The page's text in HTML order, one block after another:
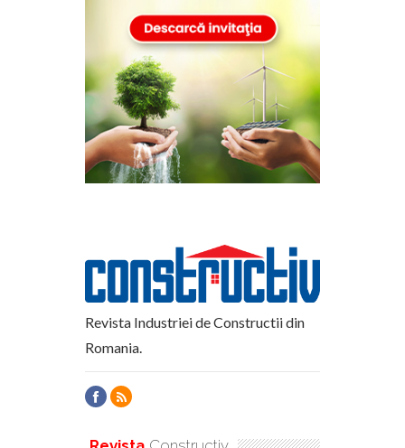
Revista Industriei de Constructii din
Romania.